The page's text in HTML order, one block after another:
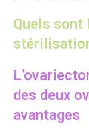
Quels sont
des deux
avantages